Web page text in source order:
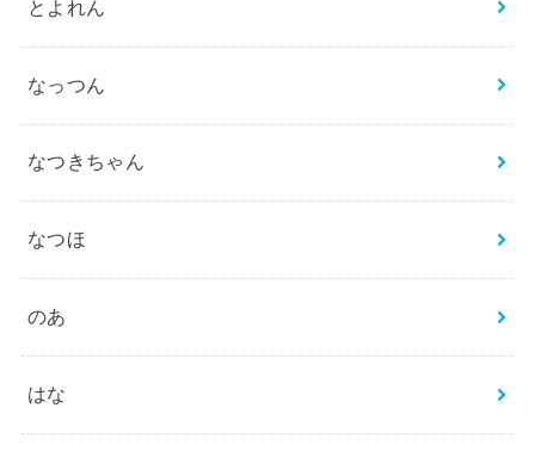
とよれん
なっつん
なつきちゃん
なつほ
のあ
はな